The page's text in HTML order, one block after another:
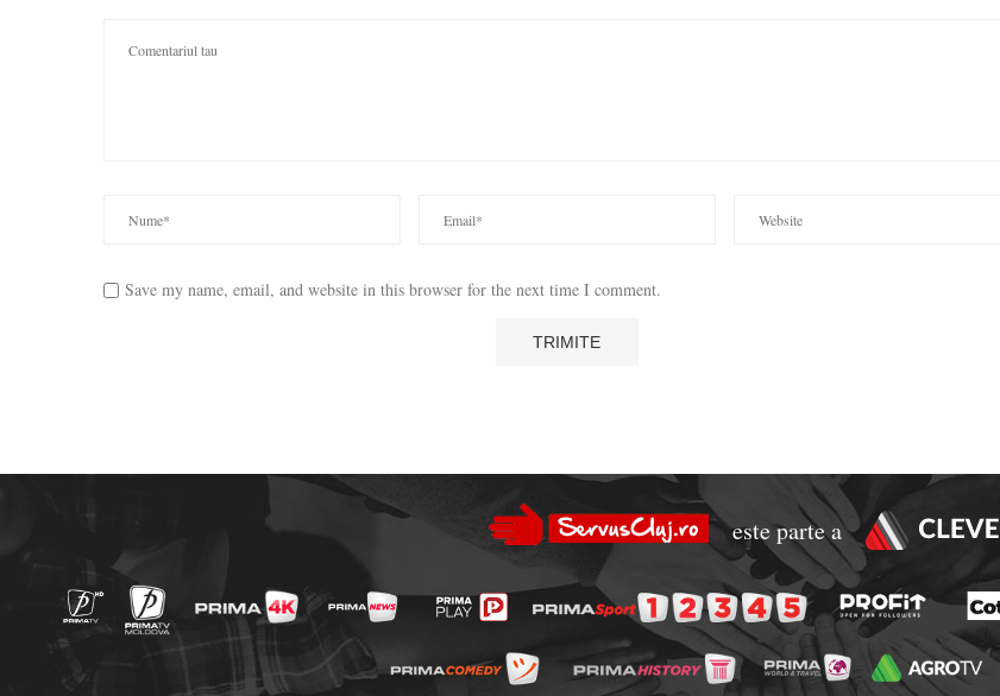
Save my name, email, and website in this browser for the next time I comment.
este parte a